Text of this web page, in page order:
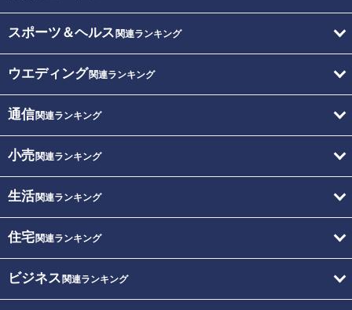
スポーツ＆ヘルス 関連ランキング
ウエディング関連ランキング
通信関連ランキング
小売関連ランキング
生活関連ランキング
住宅関連ランキング
ビジネス 関連ランキング